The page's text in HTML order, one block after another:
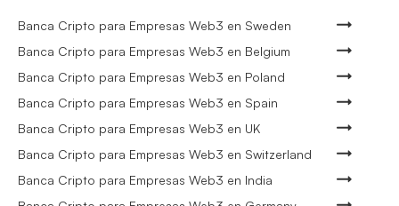
Banca Cripto para Empresas Web3 en Sweden
Banca Cripto para Empresas Web3 en Belgium
Banca Cripto para Empresas Web3 en Poland
Banca Cripto para Empresas Web3 en Spain
Banca Cripto para Empresas Web3 en UK
Banca Cripto para Empresas Web3 en Switzerland
Banca Cripto para Empresas Web3 en India